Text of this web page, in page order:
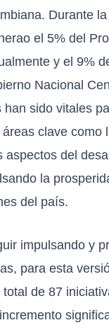
Durante
el 5% del
y el 9%
Nacional
han sido vitales
clave como
aspectos del
la
del país.
impulsando y
para esta
de 87